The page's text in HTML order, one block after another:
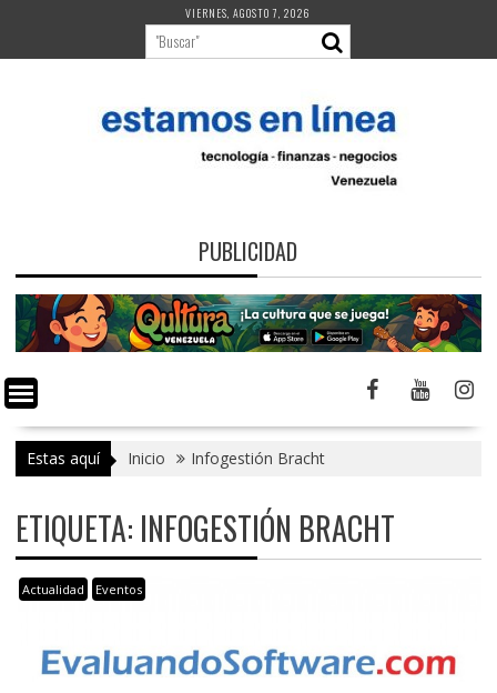
contenido
VIERNES, AGOSTO 7, 2026
PUBLICIDAD
Estas aquí Inicio Infogestión Bracht
ETIQUETA: INFOGESTIÓN BRACHT
Actualidad Eventos